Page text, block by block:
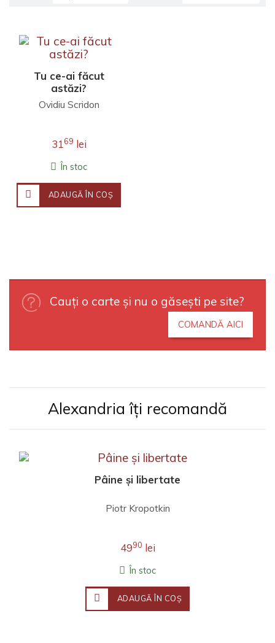
Tu ce-ai făcut
astăzi?
Ovidiu Scridon
3169 lei
În stoc
ADAUGĂ ÎN COŞ
Cauți o carte și nu o găsești pe site?
COMANDĂ AICI
Alexandria îți recomandă
Pâine și libertate
Piotr Kropotkin
4990 lei
În stoc
ADAUGĂ ÎN COŞ